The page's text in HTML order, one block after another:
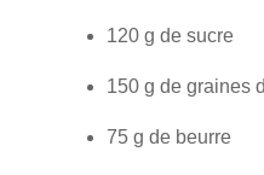
120 g de sucre
150 g de graines
75 g de beurre